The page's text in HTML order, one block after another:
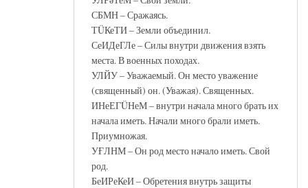
СБМН – Сражаясь.
ТÜКеТИ – Земли объединил.
СеИДеГЛе – Силы внутри движения взять
места. В военных походах.
УЛЙУ – Уважаемый. Он место уважение
(священный) он. (Уважая). Священных.
ИНеЕГÜНеМ – внутри начала много брать их
начала иметь. Начали много брали иметь.
Приумножая.
УҒЛНМ – Он род место начало иметь. Свой
род.
БеИРеКеИ – Обретения внутрь защиты